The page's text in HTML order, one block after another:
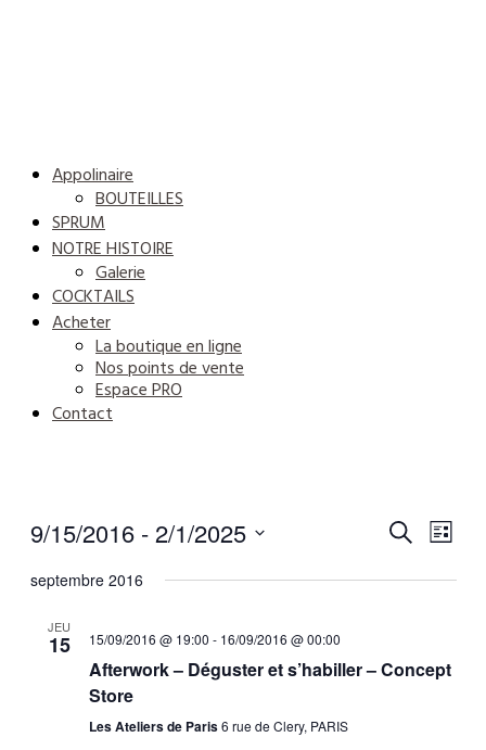
Appolinaire
BOUTEILLES
SPRUM
NOTRE HISTOIRE
Galerie
COCKTAILS
Acheter
La boutique en ligne
Nos points de vente
Espace PRO
Contact
Recherche
de
Liste
9/15/2016 - 2/1/2025
une
septembre 2016
JEU
15 15/09/2016 @ 19:00 - 16/09/2016 @ 00:00
Afterwork – Déguster et s’habiller – Concept
Store
Les Ateliers de Paris6 rue de Clery, PARIS